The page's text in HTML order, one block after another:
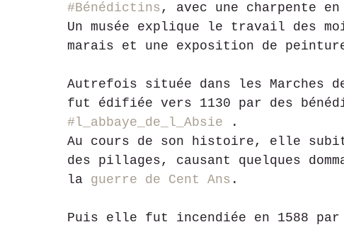
#Bénédictins , avec une charpente
Un musée explique le travail des
marais et une exposition de
Autrefois située dans les Marches
fut édifiée vers 1130 par des
#l_abbaye_de_l_Absie .
Au cours de son histoire, elle
des pillages, causant quelques
la guerre de Cent Ans .
Puis elle fut incendiée en 1588